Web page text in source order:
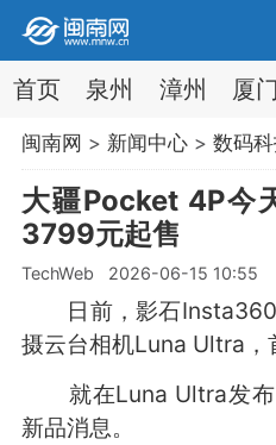
首页 泉州 漳州 厦门
闽南网 > 新闻中心> 数码
大疆Pocket 4P今
3799元起售
TechWeb 2026-06-15 10:55
日前，影石Insta360
摄云台相机Luna Ultra，
就在Luna Ultra发布
新品消息。